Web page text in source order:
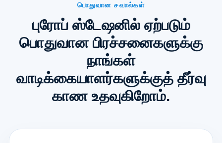
பொதுவான சவால்கள்
புரோப் ஸ்டேஷனில் ஏற்படும்
பொதுவான பிரச்சனைகளுக்கு
நாங்கள்
வாடிக்கையாளர்களுக்குத் தீர்வு
காண உதவுகிறோம்.